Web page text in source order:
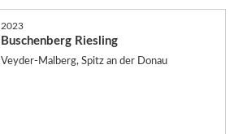
2023
Buschenberg Riesling
Veyder-Malberg, Spitz an der Donau